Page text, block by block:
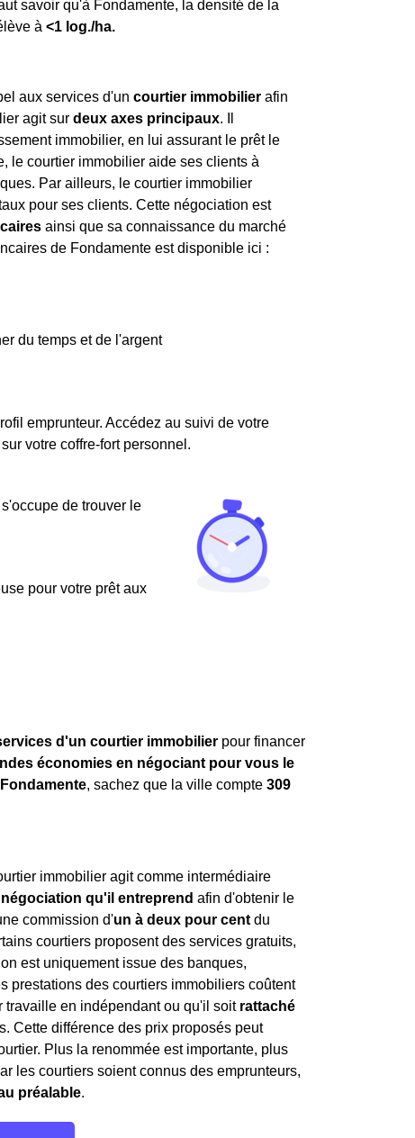
savoir qu'à Fondamente, la densité de la
à <1 log./ha.
aux services d'un courtier immobilier afin
agit sur deux axes principaux. Il
immobilier, en lui assurant le prêt le
le courtier immobilier aide ses clients à
Par ailleurs, le courtier immobilier
pour ses clients. Cette négociation est
ainsi que sa connaissance du marché
de Fondamente est disponible ici :
du temps et de l'argent
emprunteur. Accédez au suivi de votre
votre coffre-fort personnel.
de trouver le
pour votre prêt aux
d'un courtier immobilier pour financer
économies en négociant pour vous le
, sachez que la ville compte 309
immobilier agit comme intermédiaire
négociation qu'il entreprend afin d'obtenir le
commission d'un à deux pour cent du
courtiers proposent des services gratuits,
est uniquement issue des banques,
prestations des courtiers immobiliers coûtent
travaille en indépendant ou qu'il soit rattaché
Cette différence des prix proposés peut
Plus la renommée est importante, plus
les courtiers soient connus des emprunteurs,
préalable.